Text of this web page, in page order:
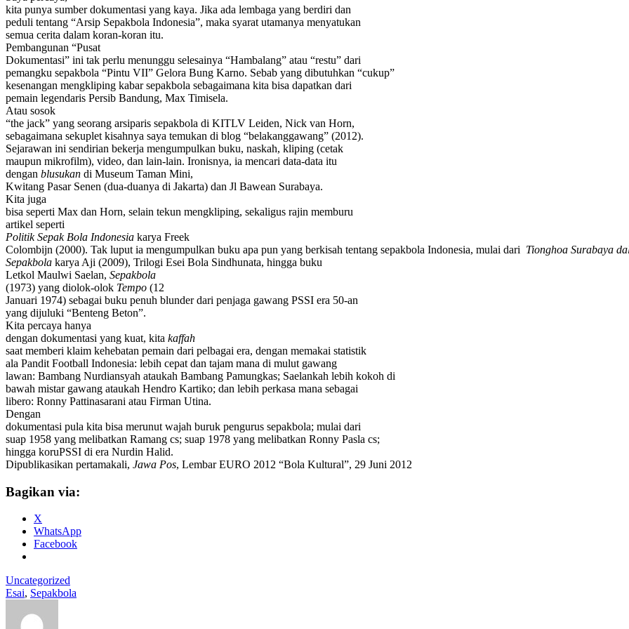
kita punya sumber dokumentasi yang kaya. Jika ada lembaga yang berdiri dan
peduli tentang “Arsip Sepakbola Indonesia”, maka syarat utamanya menyatukan
semua cerita dalam koran-koran itu.
Pembangunan “Pusat
Dokumentasi” ini tak perlu menunggu selesainya “Hambalang” atau “restu” dari
pemangku sepakbola “Pintu VII” Gelora Bung Karno. Sebab yang dibutuhkan “cukup”
kesenangan mengkliping kabar sepakbola sebagaimana kita bisa dapatkan dari
pemain legendaris Persib Bandung, Max Timisela.
Atau sosok
“the jack” yang seorang arsiparis sepakbola di KITLV Leiden, Nick van Horn,
sebagaimana sekuplet kisahnya saya temukan di blog “belakanggawang” (2012).
Sejarawan ini sendirian bekerja mengumpulkan buku, naskah, kliping (cetak
maupun mikrofilm), video, dan lain-lain. Ironisnya, ia mencari data-data itu
dengan blusukan di Museum Taman Mini,
Kwitang Pasar Senen (dua-duanya di Jakarta) dan Jl Bawean Surabaya.
Kita juga
bisa seperti Max dan Horn, selain tekun mengkliping, sekaligus rajin memburu
artikel seperti
Politik Sepak Bola Indonesia karya Freek
Colombijn (2000). Tak luput ia mengumpulkan buku apa pun yang berkisah tentang sepakbola Indonesia, mulai dari Tionghoa Surabaya
Sepakbola karya Aji (2009), Trilogi Esei Bola Sindhunata, hingga buku
Letkol Maulwi Saelan, Sepakbola
(1973) yang diolok-olok Tempo (12
Januari 1974) sebagai buku penuh blunder dari penjaga gawang PSSI era 50-an
yang dijuluki “Benteng Beton”.
Kita percaya hanya
dengan dokumentasi yang kuat, kita kaffah
saat memberi klaim kehebatan pemain dari pelbagai era, dengan memakai statistik
ala Pandit Football Indonesia: lebih cepat dan tajam mana di mulut gawang
lawan: Bambang Nurdiansyah ataukah Bambang Pamungkas; Saelankah lebih kokoh di
bawah mistar gawang ataukah Hendro Kartiko; dan lebih perkasa mana sebagai
libero: Ronny Pattinasarani atau Firman Utina.
Dengan
dokumentasi pula kita bisa merunut wajah buruk pengurus sepakbola; mulai dari
suap 1958 yang melibatkan Ramang cs; suap 1978 yang melibatkan Ronny Pasla cs;
hingga koruPSSI di era Nurdin Halid.
Dipublikasikan pertamakali, Jawa Pos, Lembar EURO 2012 “Bola Kultural”, 29 Juni 2012
Bagikan via:
X
WhatsApp
Facebook
Uncategorized
Esai, Sepakbola